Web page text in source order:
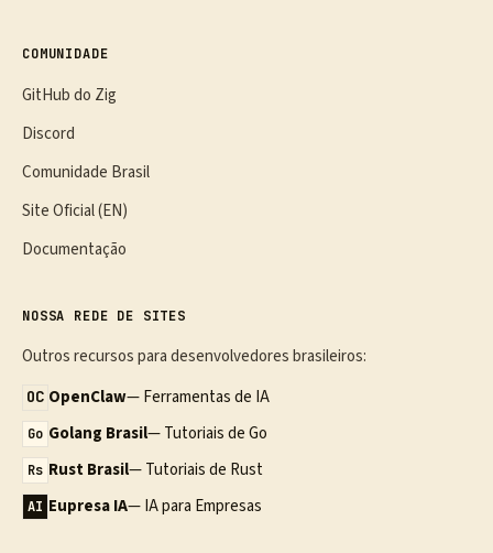
COMUNIDADE
GitHub do Zig
Discord
Comunidade Brasil
Site Oficial (EN)
Documentação
NOSSA REDE DE SITES
Outros recursos para desenvolvedores brasileiros:
OC OpenClaw— Ferramentas de IA
Go Golang Brasil— Tutoriais de Go
Rs Rust Brasil— Tutoriais de Rust
AI Eupresa IA— IA para Empresas